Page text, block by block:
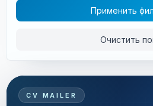
Применить
Очистить
CV MAILER